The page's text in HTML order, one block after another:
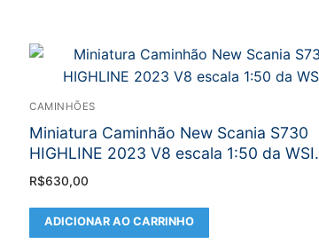
CAMINHÕES
Miniatura Caminhão New Scania S730
HIGHLINE 2023 V8 escala 1:50 da WSI.
R$630,00
ADICIONAR AO CARRINHO